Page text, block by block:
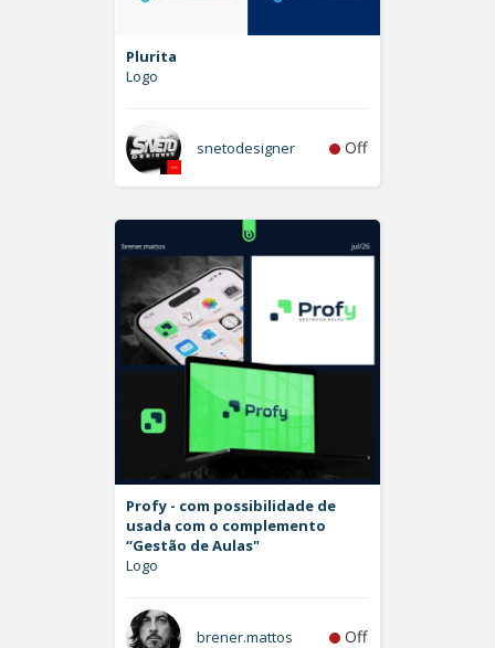
Plurita
Logo
snetodesigner Off
Profy - com possibilidade de
usada com o complemento
“Gestão de Aulas"
Logo
brener.mattos Off